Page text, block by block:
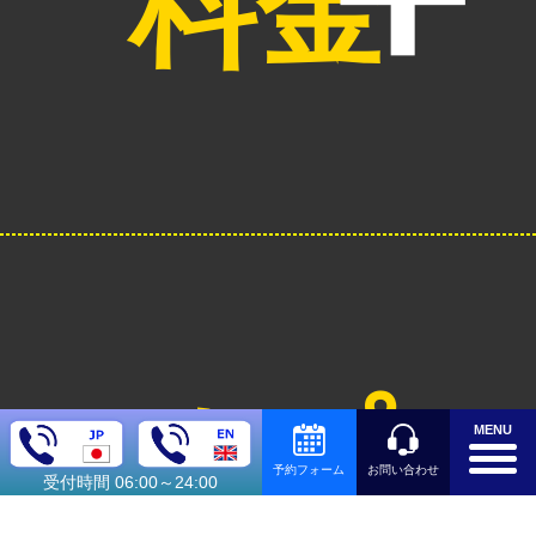
オプシ
受付時間 06:00～24:00
予約フォーム お問い合わせ
MENU